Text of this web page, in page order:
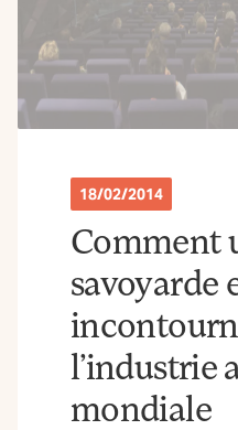
18/02/2014
Comment
savoyarde
l’industrie
mondiale